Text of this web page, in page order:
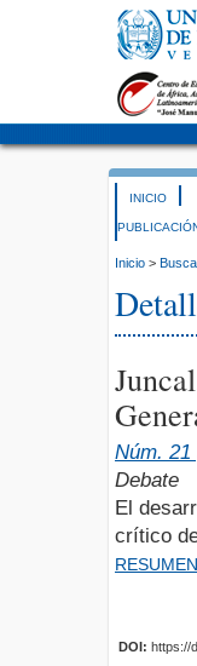
INICIO
Inicio >
Núm. 21
Debate
El
crítico
RESUMEN
DOI: https://